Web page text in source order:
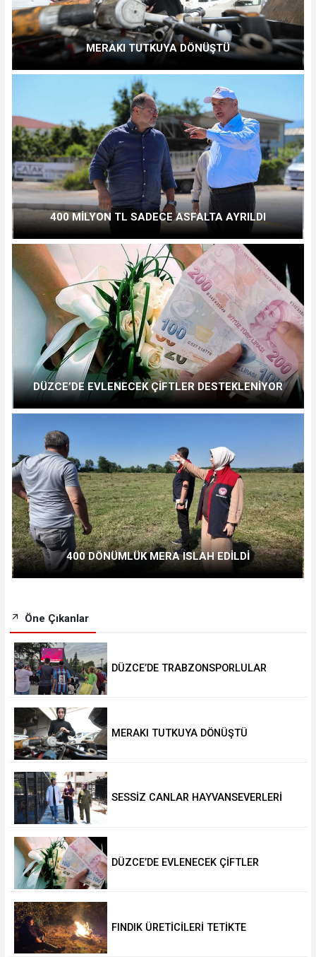
MERAKI TUTKUYA DÖNÜŞTÜ
400 MİLYON TL SADECE ASFALTA AYRILDI
DÜZCE’DE EVLENECEK ÇİFTLER DESTEKLENİYOR
400 DÖNÜMLÜK MERA ISLAH EDİLDİ
Öne Çıkanlar
DÜZCE’DE TRABZONSPORLULAR
MERAKI TUTKUYA DÖNÜŞTÜ
SESSİZ CANLAR HAYVANSEVERLERİ
DÜZCE’DE EVLENECEK ÇİFTLER
FINDIK ÜRETİCİLERİ TETİKTE